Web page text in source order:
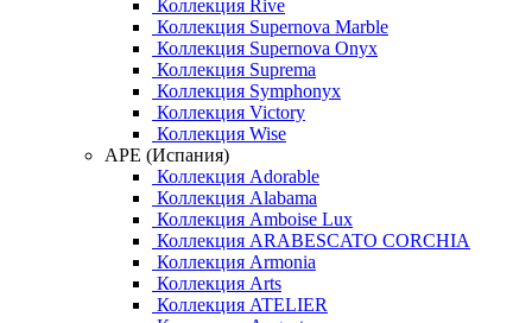
Коллекция Rive
Коллекция Supernova Marble
Коллекция Supernova Onyx
Коллекция Suprema
Коллекция Symphonyx
Коллекция Victory
Коллекция Wise
APE (Испания)
Коллекция Adorable
Коллекция Alabama
Коллекция Amboise Lux
Коллекция ARABESCATO CORCHIA
Коллекция Armonia
Коллекция Arts
Коллекция ATELIER